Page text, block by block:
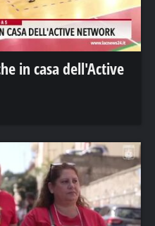
in casa dell'Active